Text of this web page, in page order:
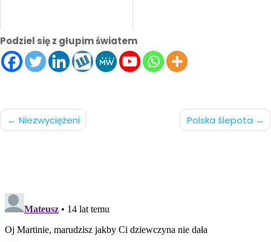
Podziel się z głupim światem
Nawigacja
Niezwyciężeni Polska ślepota